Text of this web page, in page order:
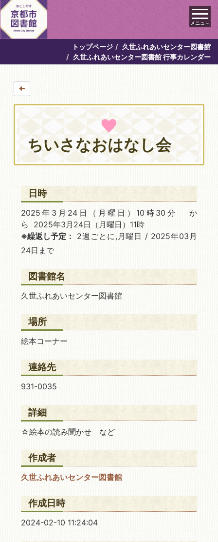
メニュ－
トップページ
久世ふれあいセンター図書館
久世ふれあいセンター図書館 行事カレンダー
ちいさなおはなし会
日時
2025年3月24日
（月曜日）10時30分 か
ら 2025年3月24日 （月曜日）11時
※繰返し予定：
2週ごとに,月曜日 / 2025年03月
24日まで
図書館名
久世ふれあいセンター図書館
場所
絵本コーナー
連絡先
931-0035
詳細
☆絵本の読み聞かせ など
作成者
久世ふれあいセンター図書館
作成日時
2024-02-10 11:24:04